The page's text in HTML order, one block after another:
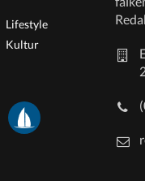
Lifestyle
Kultur